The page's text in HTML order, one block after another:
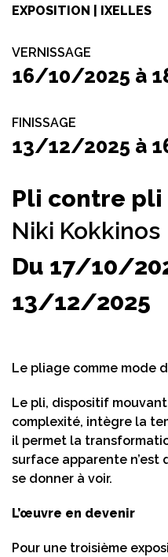
EXPOSITION | IXELLES
VERNISSAGE
16/10/2025 à
FINISSAGE
13/12/2025 à
Pli contre pli
Niki Kokkinos
Du 17/10/
13/12/2025
Le pliage comme mode
Le pli, dispositif
complexité, intègre la
il permet la
surface apparente n’est
se donner à voir.
L’œuvre en devenir
Pour une troisième